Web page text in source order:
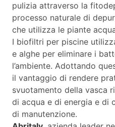
pulizia attraverso la
processo naturale di
che utilizza le piante
I biofiltri per piscine
e alghe per eliminare i
l’ambiente. Adottando
il vantaggio di rendere
svuotamento della vasca
di acqua e di energia e di
di manutenzione.